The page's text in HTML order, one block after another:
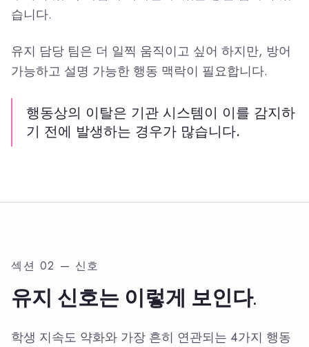
습니다.
유지 담당 팀은 더 일찍 움직이고 싶어 하지만, 방어
가능하고 설명 가능한 행동 맥락이 필요합니다.
행동상의 이탈은 기관 시스템이 이를 감지하
기 전에 발생하는 경우가 많습니다.
섹션 02 — 신호
유지 신호는 이렇게 보인다.
학생 지속도 약화와 가장 흔히 연관되는 4가지 행동